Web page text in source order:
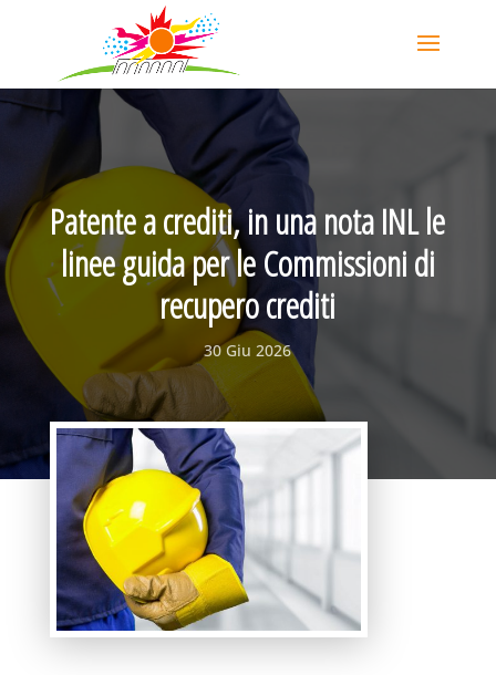
Patente a crediti, in una nota INL le
linee guida per le Commissioni di
recupero crediti
30 Giu 2026